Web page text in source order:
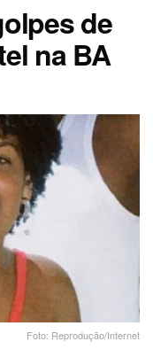
de
na BA
Foto: Reprodução/Internet